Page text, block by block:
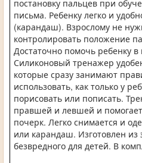
постановку пальцев при
письма. Ребенку легко и
(карандаш). Взрослому не
контролировать положение
Достаточно помочь ребенку
Силиконовый тренажер
которые сразу занимают
использовать, как только у
порисовать или пописать.
правшей и левшей и
почерк. Легко снимается и
или карандаш. Изготовлен из
безвредного для детей. В